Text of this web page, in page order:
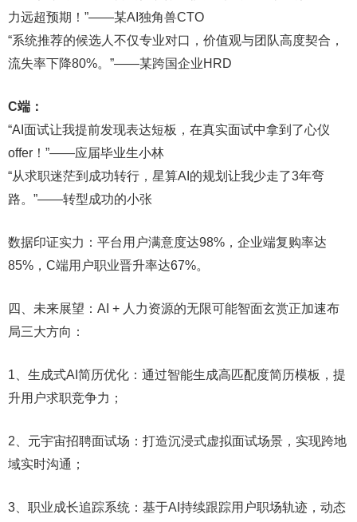
力远超预期！”——某AI独角兽CTO
“系统推荐的候选人不仅专业对口，价值观与团队高度契合，
流失率下降80%。”——某跨国企业HRD
C端：
“AI面试让我提前发现表达短板，在真实面试中拿到了心仪
offer！”——应届毕业生小林
“从求职迷茫到成功转行，星算AI的规划让我少走了3年弯
路。”——转型成功的小张
数据印证实力：平台用户满意度达98%，企业端复购率达
85%，C端用户职业晋升率达67%。
四、未来展望：AI + 人力资源的无限可能智面玄赏正加速布
局三大方向：
1、生成式AI简历优化：通过智能生成高匹配度简历模板，提
升用户求职竞争力；
2、元宇宙招聘面试场：打造沉浸式虚拟面试场景，实现跨地
域实时沟通；
3、职业成长追踪系统：基于AI持续跟踪用户职场轨迹，动态